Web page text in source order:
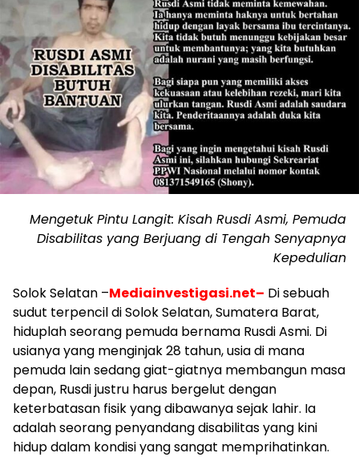
Mengetuk Pintu Langit: Kisah Rusdi Asmi, Pemuda
Disabilitas yang Berjuang di Tengah Senyapnya
Kepedulian
Solok Selatan –Mediainvestigasi.net– Di sebuah
sudut terpencil di Solok Selatan, Sumatera Barat,
hiduplah seorang pemuda bernama Rusdi Asmi. Di
usianya yang menginjak 28 tahun, usia di mana
pemuda lain sedang giat-giatnya membangun masa
depan, Rusdi justru harus bergelut dengan
keterbatasan fisik yang dibawanya sejak lahir. Ia
adalah seorang penyandang disabilitas yang kini
hidup dalam kondisi yang sangat memprihatinkan.